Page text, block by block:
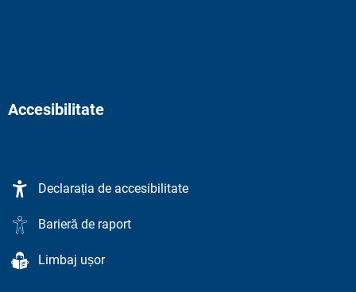
Accesibilitate
Declarația de accesibilitate
Barieră de raport
Limbaj ușor